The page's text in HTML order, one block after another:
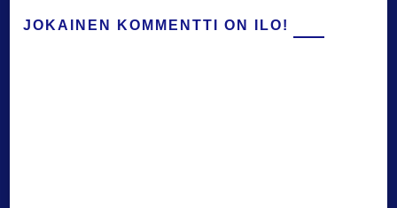
JOKAINEN KOMMENTTI ON ILO!